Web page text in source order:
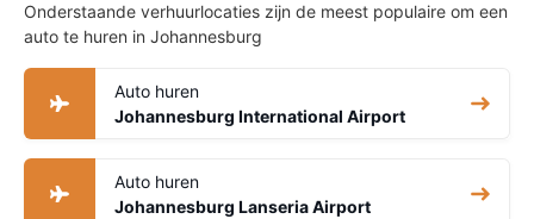
Onderstaande verhuurlocaties zijn de meest populaire om een
auto te huren in Johannesburg
Auto huren
Johannesburg International Airport
Auto huren
Johannesburg Lanseria Airport